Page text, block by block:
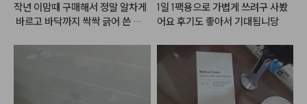
작년 이맘때 구매해서 정말 알차게
바르고 바닥까지 싹싹 긁어 쓴 끝
1일 1팩용으로 가볍게 쓰려구 사봤
어요 후기도 좋아서 기대됩니당